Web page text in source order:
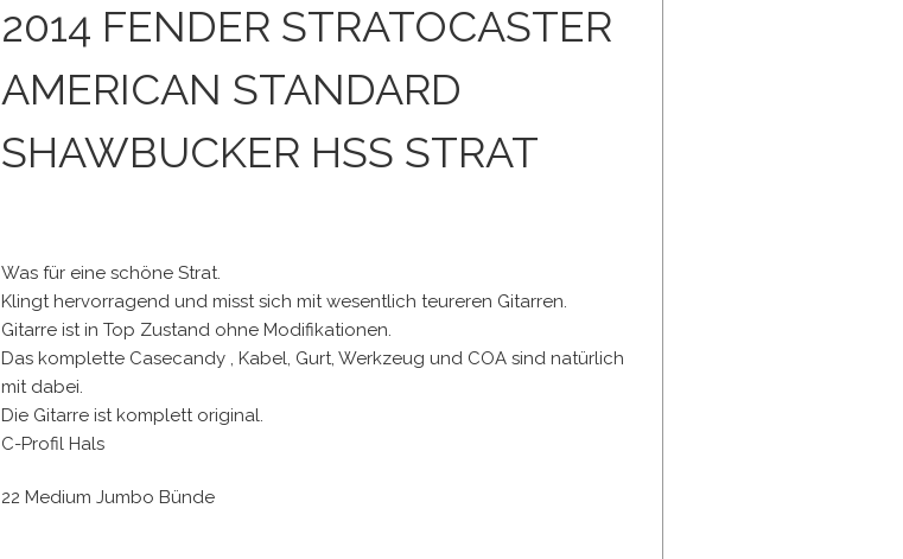
2014 FENDER STRATOCASTER
AMERICAN STANDARD
SHAWBUCKER HSS STRAT
Was für eine schöne Strat.
Klingt hervorragend und misst sich mit wesentlich teureren Gitarren.
Gitarre ist in Top Zustand ohne Modifikationen.
Das komplette Casecandy , Kabel, Gurt, Werkzeug und COA sind natürlich
mit dabei.
Die Gitarre ist komplett original.
C-Profil Hals
22 Medium Jumbo Bünde